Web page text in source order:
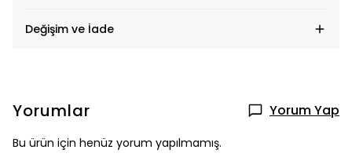
Değişim ve İade
Yorumlar Yorum Yap
Bu ürün için henüz yorum yapılmamış.